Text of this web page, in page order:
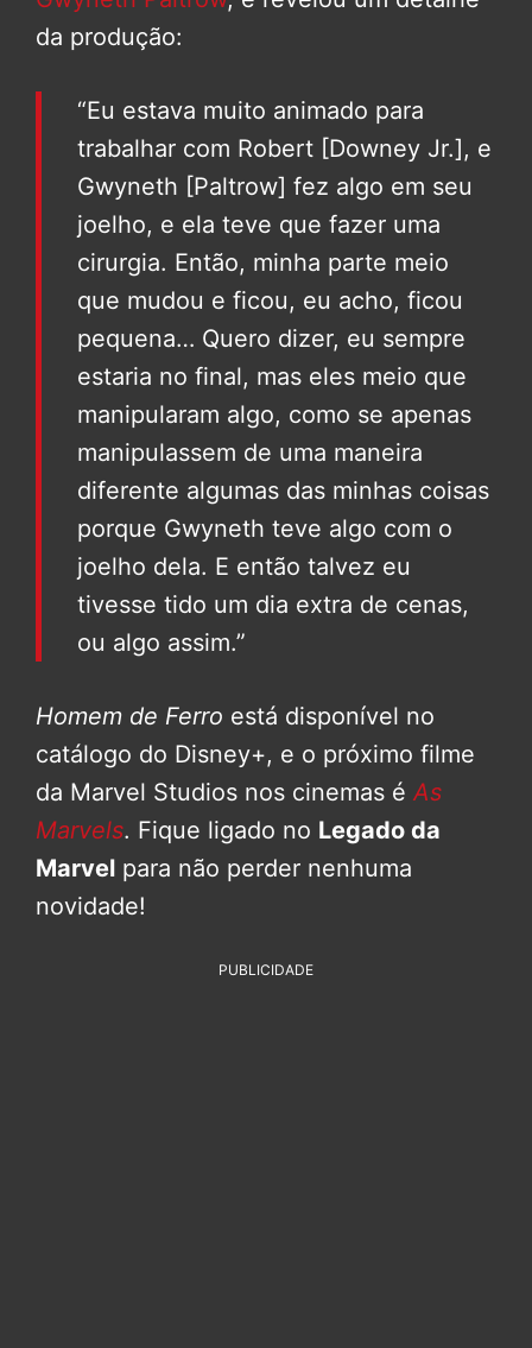
da produção:
“Eu estava muito animado para
trabalhar com Robert [Downey Jr.], e
Gwyneth [Paltrow] fez algo em seu
joelho, e ela teve que fazer uma
cirurgia. Então, minha parte meio
que mudou e ficou, eu acho, ficou
pequena… Quero dizer, eu sempre
estaria no final, mas eles meio que
manipularam algo, como se apenas
manipulassem de uma maneira
diferente algumas das minhas coisas
porque Gwyneth teve algo com o
joelho dela. E então talvez eu
tivesse tido um dia extra de cenas,
ou algo assim.”
Homem de Ferro está disponível no
catálogo do Disney+, e o próximo filme
da Marvel Studios nos cinemas é As
Marvels. Fique ligado no Legado da
Marvel para não perder nenhuma
novidade!
PUBLICIDADE